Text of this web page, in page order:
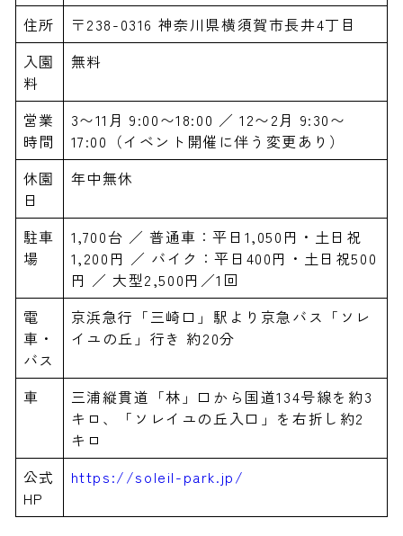
住所
〒238-0316 神奈川県横須賀市長井4丁目
入園
料
無料
営業
時間
3〜11月 9:00〜18:00 ／ 12〜2月 9:30〜
17:00（イベント開催に伴う変更あり）
休園
日
年中無休
駐車
場
1,700台 ／ 普通車：平日1,050円・土日祝
1,200円 ／ バイク：平日400円・土日祝500
円 ／ 大型2,500円／1回
電
車・
バス
京浜急行「三崎口」駅より京急バス「ソレ
イユの丘」行き 約20分
車
三浦縦貫道「林」口から国道134号線を約3
キロ、「ソレイユの丘入口」を右折し約2
キロ
公式
HP
https://soleil-park.jp/